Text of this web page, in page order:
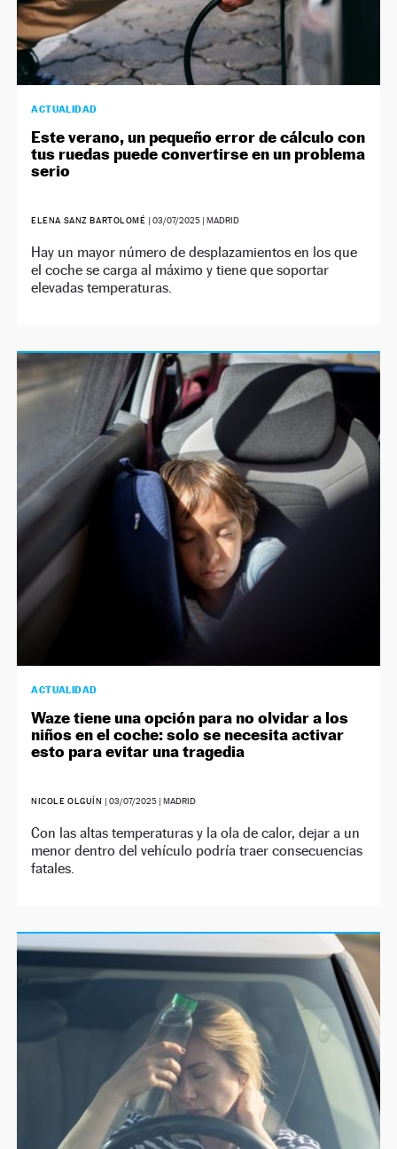
ACTUALIDAD
Este verano, un pequeño error de cálculo con
tus ruedas puede convertirse en un problema
serio
ELENA SANZ BARTOLOMÉ | 03/07/2025| MADRID
Hay un mayor número de desplazamientos en los que
el coche se carga al máximo y tiene que soportar
elevadas temperaturas.
ACTUALIDAD
Waze tiene una opción para no olvidar a los
niños en el coche: solo se necesita activar
esto para evitar una tragedia
NICOLE OLGUÍN | 03/07/2025| MADRID
Con las altas temperaturas y la ola de calor, dejar a un
menor dentro del vehículo podría traer consecuencias
fatales.